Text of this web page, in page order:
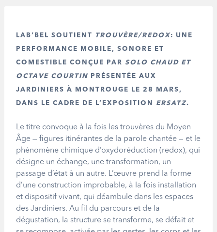
LAB’BEL SOUTIENT TROUVÈRE/REDOX : UNE
PERFORMANCE MOBILE, SONORE ET
COMESTIBLE CONÇUE PAR SOLO CHAUD ET
OCTAVE COURTIN PRÉSENTÉE AUX
JARDINIERS À MONTROUGE LE 28 MARS,
DANS LE CADRE DE L’EXPOSITION ERSATZ.
Le titre convoque à la fois les trouvères du Moyen
Âge — figures itinérantes de la parole chantée — et le
phénomène chimique d’oxydoréduction (redox), qui
désigne un échange, une transformation, un
passage d’état à un autre. L’œuvre prend la forme
d’une construction improbable, à la fois installation
et dispositif vivant, qui déambule dans les espaces
des Jardiniers. Au fil du parcours et de la
dégustation, la structure se transforme, se défait et